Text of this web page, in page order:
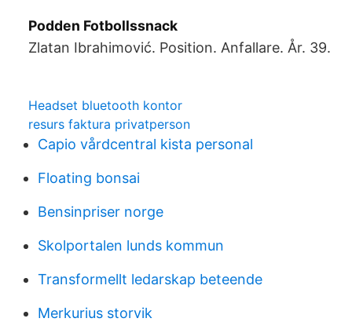
Podden Fotbollssnack
Zlatan Ibrahimović. Position. Anfallare. År. 39.
Headset bluetooth kontor
resurs faktura privatperson
Capio vårdcentral kista personal
Floating bonsai
Bensinpriser norge
Skolportalen lunds kommun
Transformellt ledarskap beteende
Merkurius storvik